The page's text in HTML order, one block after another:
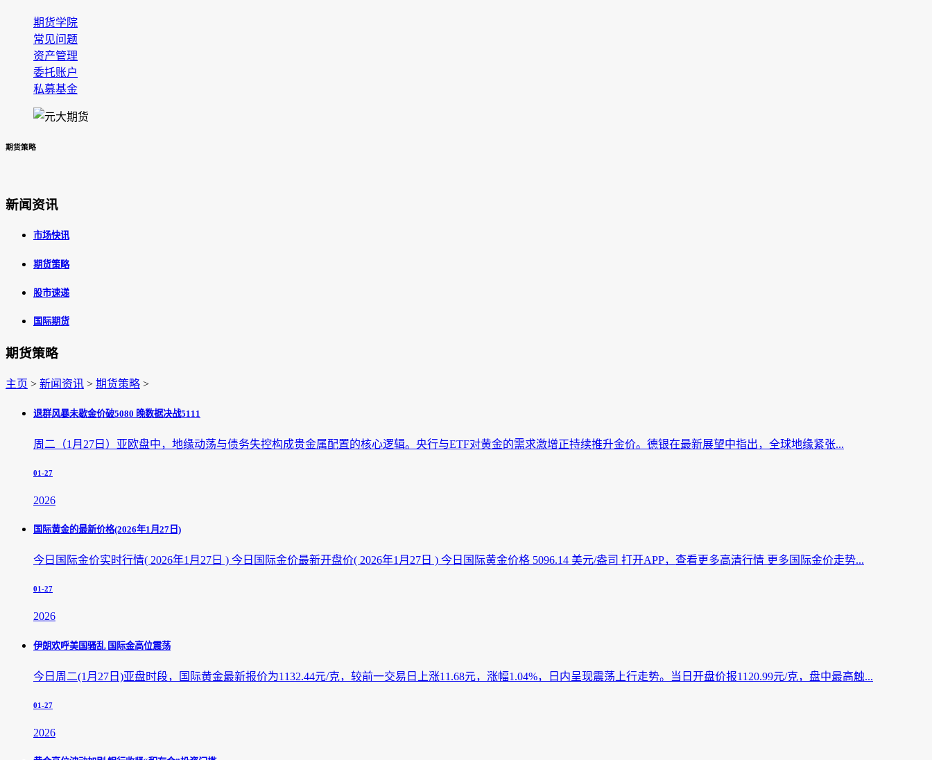
期货学院
常见问题
资产管理
委托账户
私募基金
期货策略
新闻资讯
市场快讯
期货策略
股市速递
国际期货
期货策略
主页 > 新闻资讯 > 期货策略 >
退群风暴未歇金价破5080 晚数据决战5111
周二（1月27日）亚欧盘中，地缘动荡与债务失控构成贵金属配置的核心逻辑。央行与ETF对黄金的需求激增正持续推升金价。德银在最新展望中指出，全球地缘紧张...
01-27
2026
国际黄金的最新价格(2026年1月27日)
今日国际金价实时行情( 2026年1月27日 ) 今日国际金价最新开盘价( 2026年1月27日 ) 今日国际黄金价格 5096.14 美元/盎司 打开APP，查看更多高清行情 更多国际金价走势...
01-27
2026
伊朗欢呼美国骚乱 国际金高位震荡
今日周二(1月27日)亚盘时段，国际黄金最新报价为1132.44元/克，较前一交易日上涨11.68元，涨幅1.04%，日内呈现震荡上行走势。当日开盘价报1120.99元/克，盘中最高触...
01-27
2026